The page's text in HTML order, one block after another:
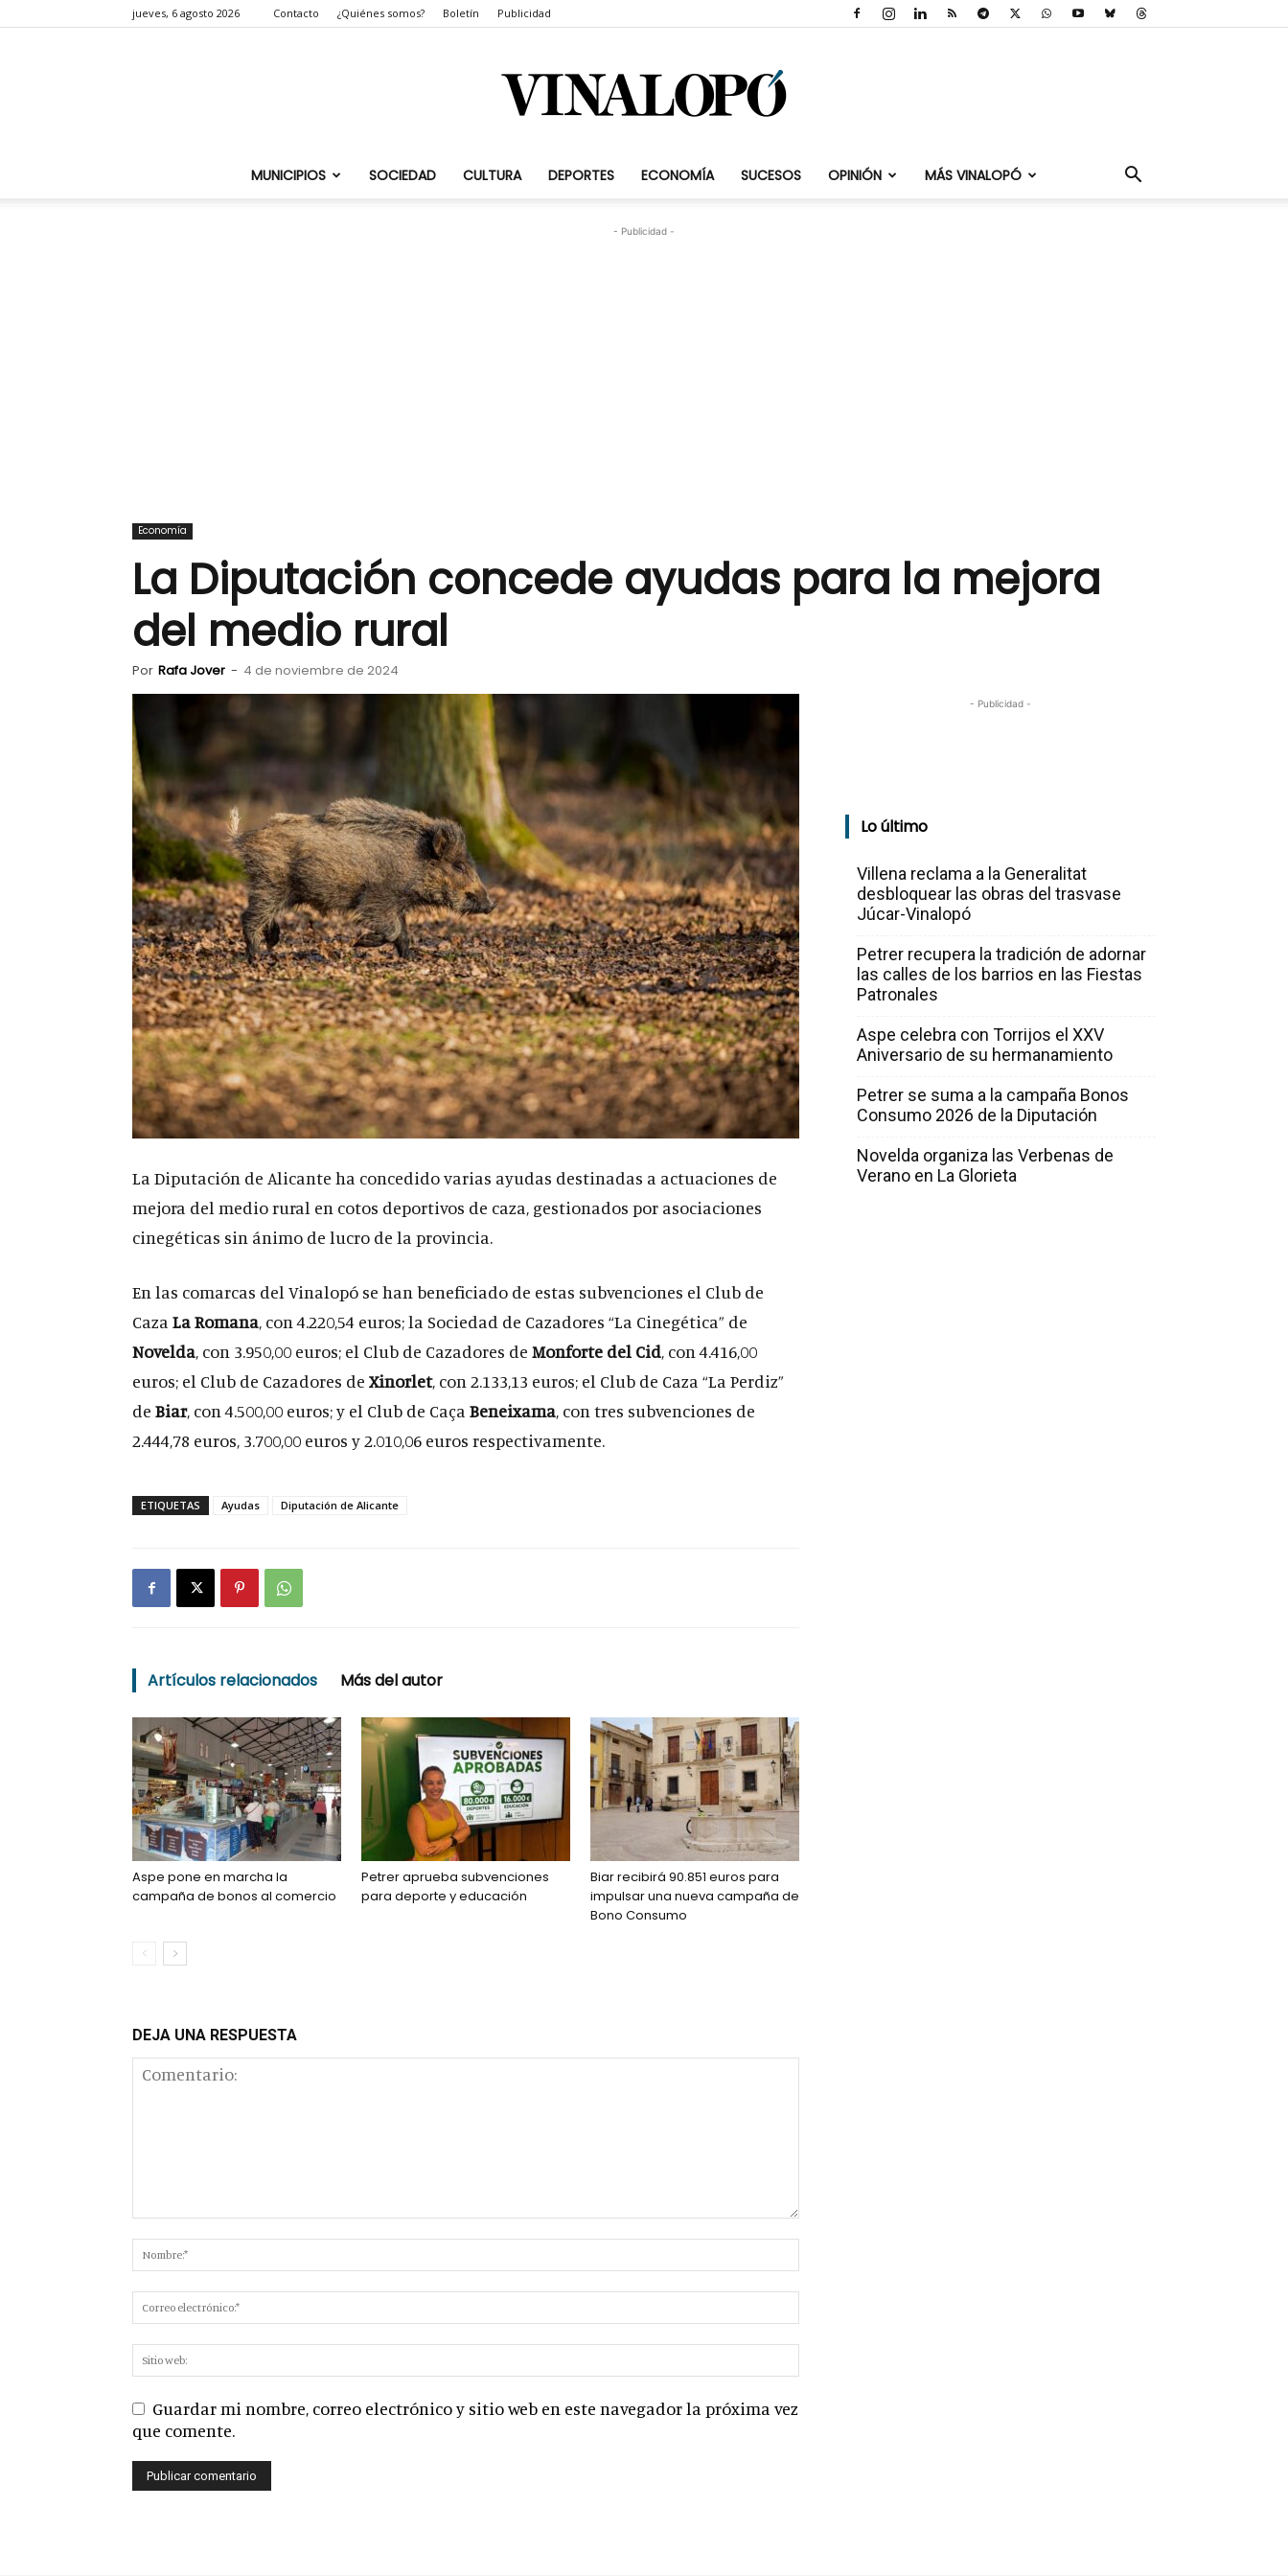
jueves, 6 agosto 2026 Contacto ¿Quiénes somos? Boletín Publicidad
Vinalopó.com
MUNICIPIOS SOCIEDAD CULTURA DEPORTES ECONOMÍA SUCESOS OPINIÓN MÁS VINALOPÓ
- Publicidad -
Economía
La Diputación concede ayudas para la mejora
del medio rural
Por Rafa Jover - 4 de noviembre de 2024
La Diputación de Alicante ha concedido varias ayudas destinadas a actuaciones de
mejora del medio rural en cotos deportivos de caza, gestionados por asociaciones
cinegéticas sin ánimo de lucro de la provincia.
En las comarcas del Vinalopó se han beneficiado de estas subvenciones el Club de
Caza La Romana, con 4.220,54 euros; la Sociedad de Cazadores “La Cinegética” de
Novelda, con 3.950,00 euros; el Club de Cazadores de Monforte del Cid, con 4.416,00
euros; el Club de Cazadores de Xinorlet, con 2.133,13 euros; el Club de Caza “La Perdiz”
de Biar, con 4.500,00 euros; y el Club de Caça Beneixama, con tres subvenciones de
2.444,78 euros, 3.700,00 euros y 2.010,06 euros respectivamente.
ETIQUETAS Ayudas Diputación de Alicante
Artículos relacionados Más del autor
Aspe pone en marcha la
campaña de bonos al comercio
Petrer aprueba subvenciones
para deporte y educación
Biar recibirá 90.851 euros para
impulsar una nueva campaña de
Bono Consumo
DEJA UNA RESPUESTA
Guardar mi nombre, correo electrónico y sitio web en este navegador la próxima vez
que comente.
- Publicidad -
Lo último
Villena reclama a la Generalitat
desbloquear las obras del trasvase
Júcar-Vinalopó
Petrer recupera la tradición de adornar
las calles de los barrios en las Fiestas
Patronales
Aspe celebra con Torrijos el XXV
Aniversario de su hermanamiento
Petrer se suma a la campaña Bonos
Consumo 2026 de la Diputación
Novelda organiza las Verbenas de
Verano en La Glorieta